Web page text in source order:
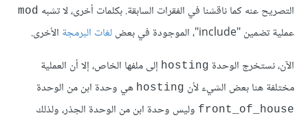
التصريح عنه كما ناقشنا في الفقرات السابقة. بكلمات أخرى، لا تشبه mod
عملية تضمين "include"، الموجودة في بعض لغات البرمجة الأخرى.
الآن، نستخرج الوحدة hosting إلى ملفها الخاص، إلا أن العملية
مختلفة هنا بعض الشيء لأن hosting هي وحدة ابن من الوحدة
front_of_house وليس وحدة ابن من الوحدة الجذر، ولذلك